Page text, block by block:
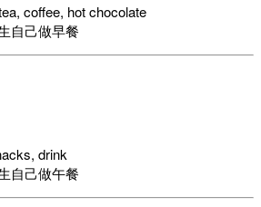
coffee, hot chocolate
自己做早餐
drink
自己做午餐